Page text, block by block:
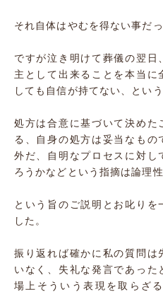
それ自体はやむを得ない事だ
ですが泣き明けて葬儀の翌
主として出来ることを本当に
しても自信が持てない、とい
処方は合意に基づいて決めた
る、自身の処方は妥当なも
外だ、自明なプロセスに対し
ろうかなどという指摘は論理
という旨のご説明とお叱りを
した。
振り返れば確かに私の質問は
いなく、失礼な発言であった
場上そういう表現を取らざ